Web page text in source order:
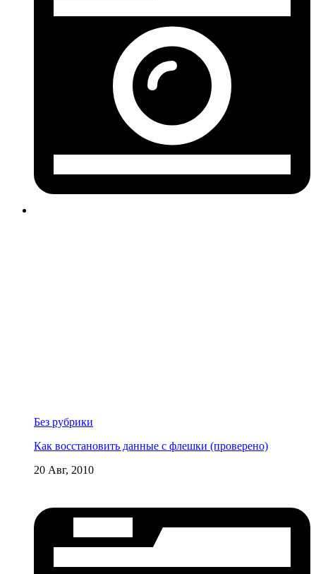
Без рубрики
Как восстановить данные с флешки (проверено)
20 Авг, 2010